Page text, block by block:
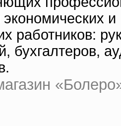
экономических
работников:
бухгалтеров,